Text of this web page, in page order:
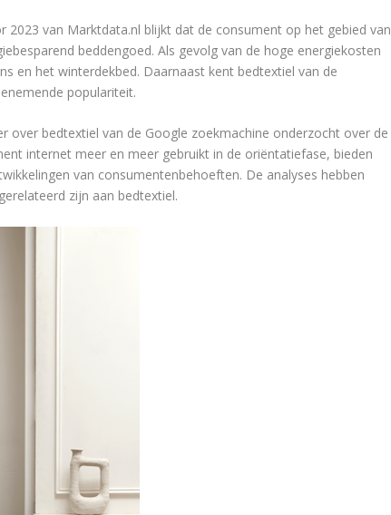
van Marktdata.nl blijkt dat de consument op het gebied van
beddengoed. Als gevolg van de hoge energiekosten
en het winterdekbed. Daarnaast kent bedtextiel van de
populariteit.
over bedtextiel van de Google zoekmachine onderzocht over de
internet meer en meer gebruikt in de oriëntatiefase, bieden
van consumentenbehoeften. De analyses hebben
zijn aan bedtextiel.